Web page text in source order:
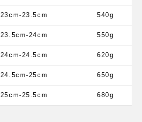
23cm-23.5cm 540g
23.5cm-24cm 550g
24cm-24.5cm 620g
24.5cm-25cm 650g
25cm-25.5cm 680g